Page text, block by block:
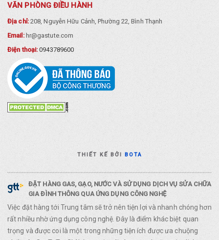
VĂN PHÒNG ĐIỀU HÀNH
Địa chỉ:208, Nguyễn Hữu Cảnh, Phường 22, Bình Thạnh
Email:hr@gastute.com
Điện thoại:0943789600
THIẾT KẾ BỞIBOTA
ĐẶT HÀNG GAS, GẠO, NƯỚC VÀ SỬ DỤNG DỊCH VỤ SỬA CHỮA
GIA ĐÌNH THÔNG QUA ỨNG DỤNG CÔNG NGHỆ
Việc đặt hàng tới Trung tâm sẽ trở nên tiện lợi và nhanh chóng hơn
rất nhiều nhờ ứng dụng công nghệ. Đây là điểm khác biệt quan
trọng và được coi là một trong những tiện ích được ưa chuộng